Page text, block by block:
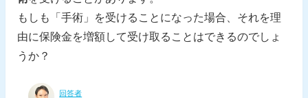
もしも「手術」を受けることになった場合、それを理
由に保険金を増額して受け取ることはできるのでしょ
うか？
回答者